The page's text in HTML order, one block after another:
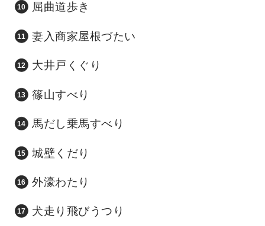
屈曲道歩き
妻入商家屋根づたい
大井戸くぐり
篠山すべり
馬だし乗馬すべり
城壁くだり
外濠わたり
犬走り飛びうつり